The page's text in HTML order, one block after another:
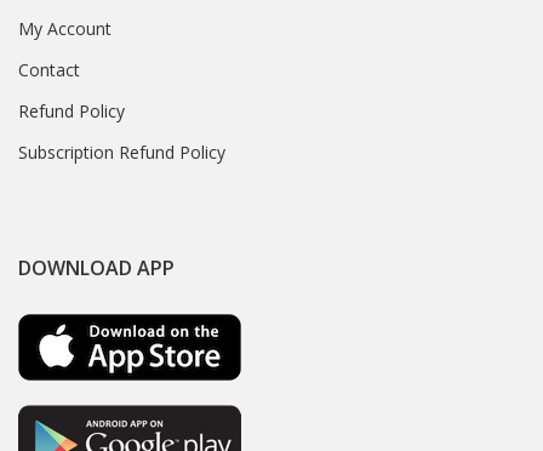
My Account
Contact
Refund Policy
Subscription Refund Policy
DOWNLOAD APP